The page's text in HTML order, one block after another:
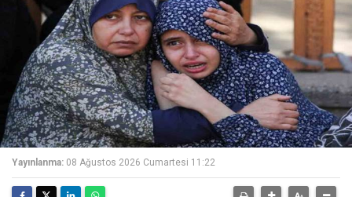
Yayınlanma: 08 Ağustos 2026 Cumartesi 11:22